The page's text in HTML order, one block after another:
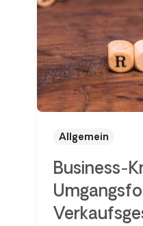
Allgemein
Business-